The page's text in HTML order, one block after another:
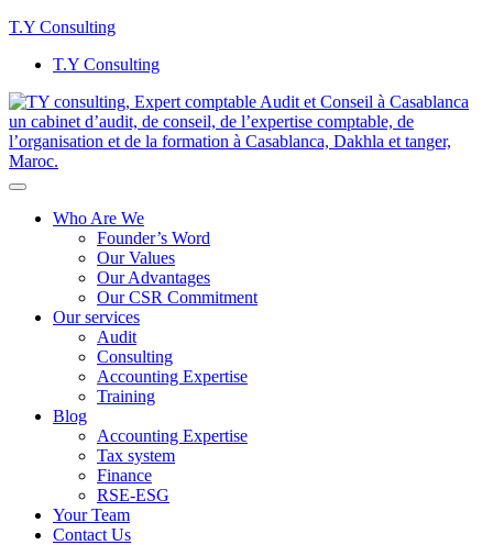
T.Y Consulting
T.Y Consulting
Who Are We
Founder’s Word
Our Values
Our Advantages
Our CSR Commitment
Our services
Audit
Consulting
Accounting Expertise
Training
Blog
Accounting Expertise
Tax system
Finance
RSE-ESG
Your Team
Contact Us